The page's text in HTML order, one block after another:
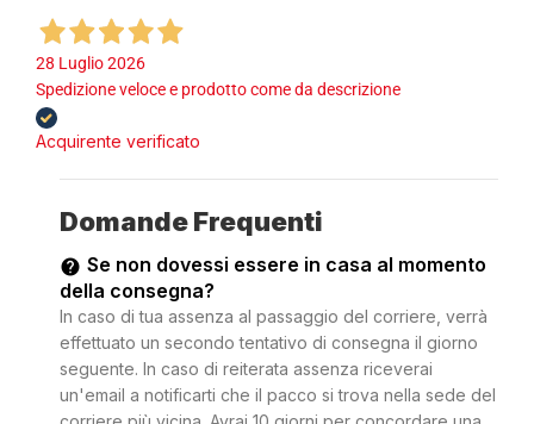
28 Luglio 2026
Spedizione veloce e prodotto come da descrizione
Acquirente verificato
Domande Frequenti
Se non dovessi essere in casa al momento
della consegna?
In caso di tua assenza al passaggio del corriere, verrà
effettuato un secondo tentativo di consegna il giorno
seguente. In caso di reiterata assenza riceverai
un'email a notificarti che il pacco si trova nella sede del